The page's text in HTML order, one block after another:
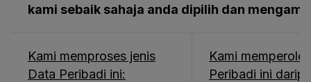
kami sebaik sahaja anda dipilih dan
Kami memproses jenis
Data Peribadi ini:
Kami
Peribadi ini